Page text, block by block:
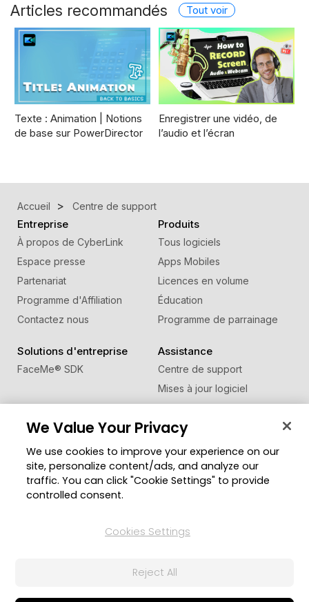
Articles recommandés Tout voir
Texte : Animation | Notions
de base sur PowerDirector
Enregistrer une vidéo, de
l’audio et l’écran
Accueil Centre de support
Entreprise
À propos de CyberLink
Espace presse
Partenariat
Programme d'Affiliation
Contactez nous
Produits
Tous logiciels
Apps Mobiles
Licences en volume
Éducation
Programme de parrainage
Solutions d'entreprise
FaceMe® SDK
Assistance
Centre de support
Mises à jour logiciel
Centre d'apprentissage
Zone des Membres
Blog
Changer de région
We Value Your Privacy
We use cookies to improve your experience on our
site, personalize content/ads, and analyze our
traffic. You can click "Cookie Settings" to provide
controlled consent.
Cookies Settings
Reject All